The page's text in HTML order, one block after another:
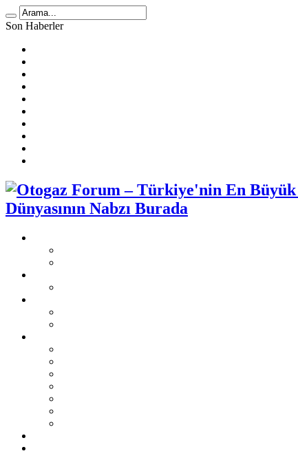
Son Haberler
Dünyasının Nabzı Burada